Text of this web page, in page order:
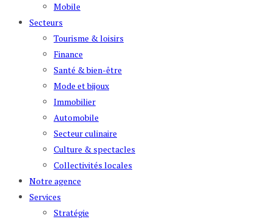
Mobile
Secteurs
Tourisme & loisirs
Finance
Santé & bien-être
Mode et bijoux
Immobilier
Automobile
Secteur culinaire
Culture & spectacles
Collectivités locales
Notre agence
Services
Stratégie